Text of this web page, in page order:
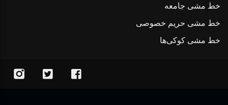
خط مشی جامعه
خط مشی حریم خصوصی
خط مشی کوکی‌ها